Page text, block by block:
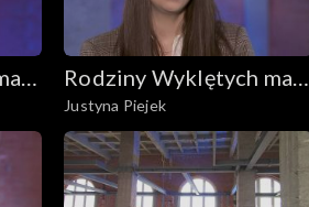
Rodziny Wyklętych mają
głos
Justyna Piejek